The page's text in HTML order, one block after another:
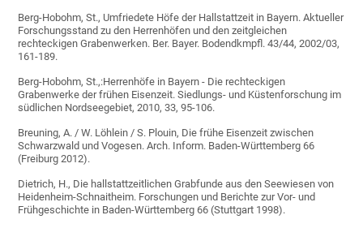
Berg-Hobohm, St., Umfriedete Höfe der Hallstattzeit in Bayern. Aktueller
Forschungsstand zu den Herrenhöfen und den zeitgleichen
rechteckigen Grabenwerken. Ber. Bayer. Bodendkmpfl. 43/44, 2002/03,
161-189.
Berg-Hobohm, St.,:Herrenhöfe in Bayern - Die rechteckigen
Grabenwerke der frühen Eisenzeit. Siedlungs- und Küstenforschung im
südlichen Nordseegebiet, 2010, 33, 95-106.
Breuning, A. / W. Löhlein / S. Plouin, Die frühe Eisenzeit zwischen
Schwarzwald und Vogesen. Arch. Inform. Baden-Württemberg 66
(Freiburg 2012).
Dietrich, H., Die hallstattzeitlichen Grabfunde aus den Seewiesen von
Heidenheim-Schnaitheim. Forschungen und Berichte zur Vor- und
Frühgeschichte in Baden-Württemberg 66 (Stuttgart 1998).